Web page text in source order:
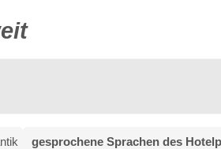
gesprochene Sprachen des